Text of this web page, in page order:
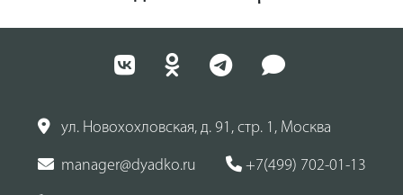
ул. Новохохловская, д. 91, стр. 1, Москва
manager@dyadko.ru +7(499) 702-01-13